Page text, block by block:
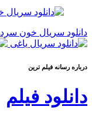
دانلود سریال خون سرد
درباره رسانه فيلم ترين
دانلود فیلم